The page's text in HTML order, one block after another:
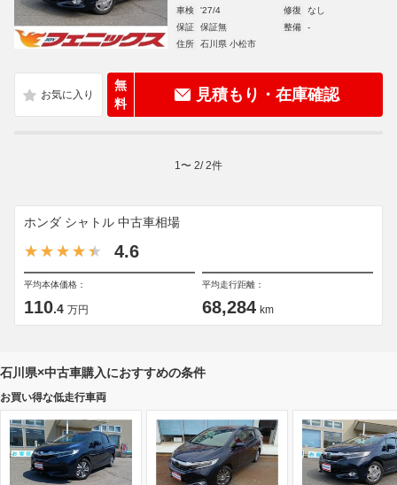
車検
'27/4 修復
なし
保証
保証無 整備
-
住所
石川県 小松市
無
料
見積もり・在庫確認
1 〜 2/2件
ホンダ シャトル 中古車相場
4.6
平均本体価格：
110.4 万円
平均走行距離：
68,284 km
石川県×中古車購入におすすめの条件
お買い得な低走行車両